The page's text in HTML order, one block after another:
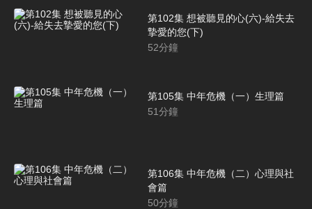
第102集 想被聽見的心(六)-給失去
摯愛的您(下)
52分鐘
第105集 中年危機（一）生理篇
51分鐘
第106集 中年危機（二）心理與社
會篇
50分鐘